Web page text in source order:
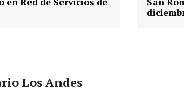
SUSCRIBETE
Los Andes